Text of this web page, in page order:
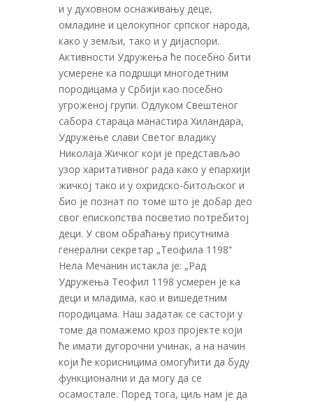
и у духовном оснаживању деце,
омладине и целокупног српског народа,
како у земљи, тако и у дијаспори.
Активности Удружења ће посебно бити
усмерене ка подршци многодетним
породицама у Србији као посебно
угроженој групи. Одлуком Свештеног
сабора стараца манастира Хиландара,
Удружење слави Светог владику
Николаја Жичког који је представљао
узор харитативног рада како у епархији
жичкој тако и у охридско-битољског и
био је познат по томе што је добар део
свог епископства посветио потребитој
деци. У свом обраћању присутнима
генерални секретар „Теофила 1198“
Нела Мечанин истакла је: „Рад
Удружења Теофил 1198 усмерен је ка
деци и младима, као и вишедетним
породицама. Наш задатак се састоји у
томе да помажемо кроз пројекте који
ће имати дугорочни учинак, а на начин
који ће корисницима омогућити да буду
функционални и да могу да се
осамостале. Поред тога, циљ нам је да